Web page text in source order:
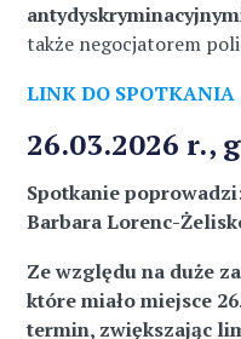
także negocjatorem
LINK DO SPOTKANIA
26.03.2026 r.,
Spotkanie
Barbara Lorenc-
Ze względu na duże
które miało miejsce
termin, zwiększając